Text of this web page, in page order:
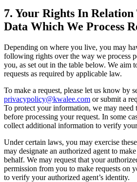
7. Your Rights In Relation
Data Which We Process
Depending on where you live, you may
following rights over the way we process
you, as set out in the table below. We aim
requests as required by applicable law.
To make a request, please let us know by
privacypolicy@kwalee.com or submit a
To protect your information, we may
before processing your request. In some
collect additional information to verify
Under certain laws, you may exercise
may designate an authorized agent to
behalf. We may request that your
permission from you to make requests on
to verify your authorized agent’s identity.